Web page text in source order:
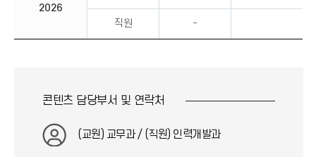
2026
직원 -
콘텐츠 담당부서 및 연락처
(교원) 교무과 / (직원) 인력개발과